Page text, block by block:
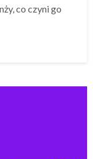
co czyni go